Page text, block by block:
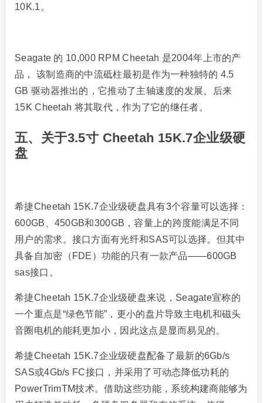
10K.1。
Seagate 的 10,000 RPM Cheetah 是2004年上市的产
品， 该制造商的中流砥柱最初是作为一种独特的 4.5
GB 驱动器推出的，它推动了主轴速度的发展。后来
15K Cheetah 将其取代，作为了它的继任者。
五、关于3.5寸 Cheetah 15K.7企业级硬
盘
希捷Cheetah 15K.7企业级硬盘具有3个容量可以选择：
600GB、450GB和300GB，容量上的跨度能满足不同
用户的需求。接口方面有光纤和SAS可以选择。但其中
具备自加密（FDE）功能的只有一款产品——600GB
sas接口。
希捷Cheetah 15K.7企业级硬盘来说，Seagate宣称的
一个重点是“绿色节能”，更小的盘片导致主电机和磁头
音圈电机的能耗更加小，因此这点是显而易见的。
希捷Cheetah 15K.7企业级硬盘配备了最新的6Gb/s
SAS或4Gb/s FC接口，并采用了可动态降低功耗的
PowerTrimTM技术。借助这些功能，系统构建商能够为